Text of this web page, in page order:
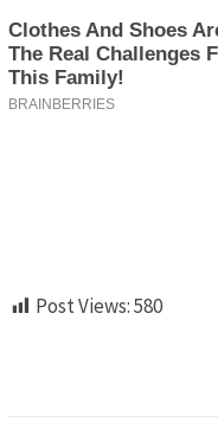
Post Views:580